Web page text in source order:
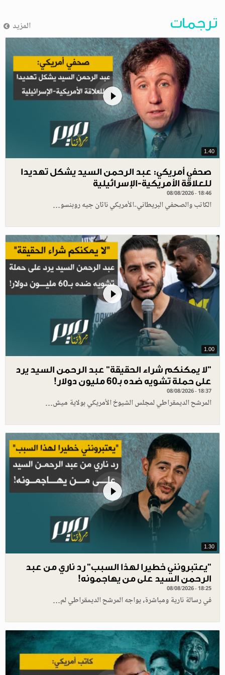
ترجمات المزيد
1.40
صحفي أمريكي: عبد الرحمن السيد يشكل تهديدا
للعلاقة الأمريكية-الإسرائيلية
08/08/2026 - 18:46
الكاتب والصحفي البريطاني-الأمريكي ناثان جيه روبنسو…
1.00
"لا يمكنكم شراء الحقيقة" عبد الرحمن السيد يرد
على حملة تشويه ضده بـ60 مليون دولار!
08/08/2026 - 18:37
المرشح الديمقراطي لمجلس الشيوخ الأمريكي بولاية ميش…
1.30
"يعتبرونني خطيرا لهذا السبب" رد ناري من عبد
الرحمن السيد على من يهاجمونه!
08/08/2026 - 18:25
في رسالة نارية ومباشرة، يواجه المرشح الديمقراطي لم…